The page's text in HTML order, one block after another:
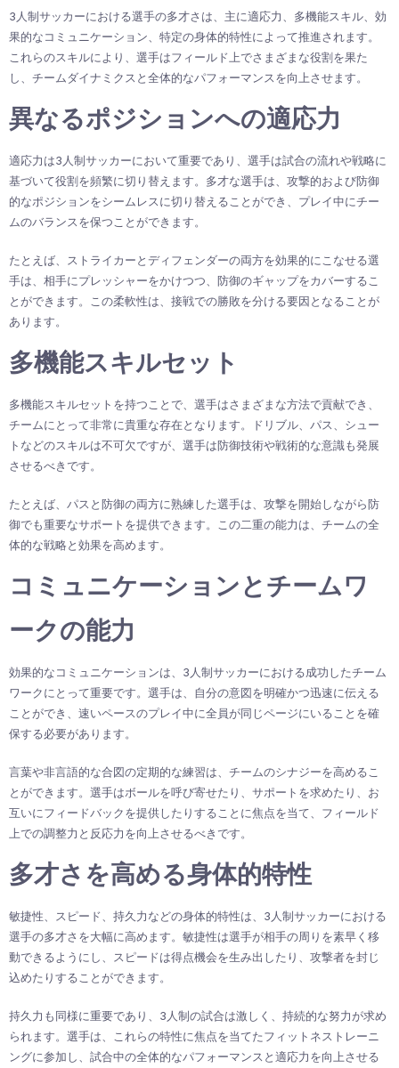
3人制サッカーにおける選手の多才さは、主に適応力、多機能スキル、効
果的なコミュニケーション、特定の身体的特性によって推進されます。
これらのスキルにより、選手はフィールド上でさまざまな役割を果た
し、チームダイナミクスと全体的なパフォーマンスを向上させます。
異なるポジションへの適応力
適応力は3人制サッカーにおいて重要であり、選手は試合の流れや戦略に
基づいて役割を頻繁に切り替えます。多才な選手は、攻撃的および防御
的なポジションをシームレスに切り替えることができ、プレイ中にチー
ムのバランスを保つことができます。
たとえば、ストライカーとディフェンダーの両方を効果的にこなせる選
手は、相手にプレッシャーをかけつつ、防御のギャップをカバーするこ
とができます。この柔軟性は、接戦での勝敗を分ける要因となることが
あります。
多機能スキルセット
多機能スキルセットを持つことで、選手はさまざまな方法で貢献でき、
チームにとって非常に貴重な存在となります。ドリブル、パス、シュー
トなどのスキルは不可欠ですが、選手は防御技術や戦術的な意識も発展
させるべきです。
たとえば、パスと防御の両方に熟練した選手は、攻撃を開始しながら防
御でも重要なサポートを提供できます。この二重の能力は、チームの全
体的な戦略と効果を高めます。
コミュニケーションとチームワ
ークの能力
効果的なコミュニケーションは、3人制サッカーにおける成功したチーム
ワークにとって重要です。選手は、自分の意図を明確かつ迅速に伝える
ことができ、速いペースのプレイ中に全員が同じページにいることを確
保する必要があります。
言葉や非言語的な合図の定期的な練習は、チームのシナジーを高めるこ
とができます。選手はボールを呼び寄せたり、サポートを求めたり、お
互いにフィードバックを提供したりすることに焦点を当て、フィールド
上での調整力と反応力を向上させるべきです。
多才さを高める身体的特性
敏捷性、スピード、持久力などの身体的特性は、3人制サッカーにおける
選手の多才さを大幅に高めます。敏捷性は選手が相手の周りを素早く移
動できるようにし、スピードは得点機会を生み出したり、攻撃者を封じ
込めたりすることができます。
持久力も同様に重要であり、3人制の試合は激しく、持続的な努力が求め
られます。選手は、これらの特性に焦点を当てたフィットネストレーニ
ングに参加し、試合中の全体的なパフォーマンスと適応力を向上させる